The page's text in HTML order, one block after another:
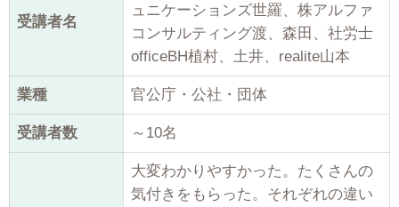
受講者名
ュニケーションズ世羅、株アルファ
コンサルティング渡、森田、社労士
officeBH植村、土井、realite山本
業種 官公庁・公社・団体
受講者数 ～10名
大変わかりやすかった。たくさんの
気付きをもらった。それぞれの違い